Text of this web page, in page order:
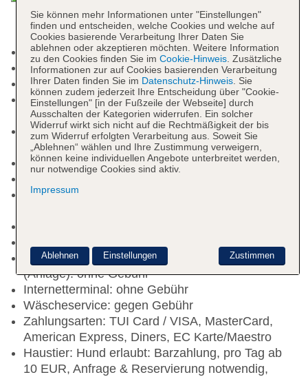
Nichtraucherhotel, Raucherbereich
Check-in Zeit ab 15:00 Uhr
Check-out Zeit bis 12:00 Uhr
Early Check-in: Barzahlung, einmalig ab 40 EUR,
Anfrage & Reservierung notwendig
Late Check-out: ca. 40 EUR, Anfrage &
Reservierung notwendig
Hoteleröffnung: 1985
Letzte Komplettrenovierung: 2011
Rezeption: täglich 24 Stunden, Sprachen:
Internet: WLAN/WiFi, im gesamten Hotel
(Anlage): ohne Gebühr
Internetterminal: ohne Gebühr
Wäscheservice: gegen Gebühr
Zahlungsarten: TUI Card / VISA, MasterCard,
American Express, Diners, EC Karte/Maestro
Haustier: Hund erlaubt: Barzahlung, pro Tag ab
10 EUR, Anfrage & Reservierung notwendig,
Sie können mehr Informationen unter "Einstellungen"
finden und entscheiden, welche Cookies und welche auf
Cookies basierende Verarbeitung Ihrer Daten Sie
ablehnen oder akzeptieren möchten. Weitere Information
zu den Cookies finden Sie im Cookie-Hinweis. Zusätzliche
Informationen zur auf Cookies basierenden Verarbeitung
Ihrer Daten finden Sie im Datenschutz-Hinweis. Sie
können zudem jederzeit Ihre Entscheidung über "Cookie-
Einstellungen" [in der Fußzeile der Webseite] durch
Ausschalten der Kategorien widerrufen. Ein solcher
Widerruf wirkt sich nicht auf die Rechtmäßigkeit der bis
zum Widerruf erfolgten Verarbeitung aus. Soweit Sie
„Ablehnen“ wählen und Ihre Zustimmung verweigern,
können keine individuellen Angebote unterbreitet werden,
nur notwendige Cookies sind aktiv.
Impressum
Zustimmen
Ablehnen Einstellungen